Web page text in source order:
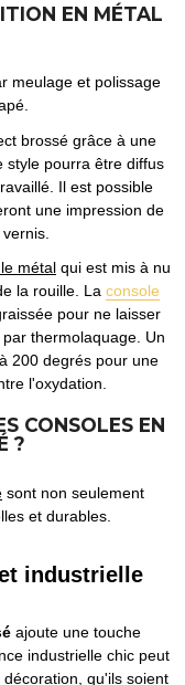
EN MÉTAL
meulage et polissage
brossé grâce à une
style pourra être diffus
Il est possible
une impression de
métal qui est mis à nu
la rouille. La console
pour ne laisser
thermolaquage. Un
200 degrés pour une
l'oxydation.
CONSOLES EN
?
sont non seulement
et durables.
industrielle
ajoute une touche
industrielle chic peut
qu'ils soient